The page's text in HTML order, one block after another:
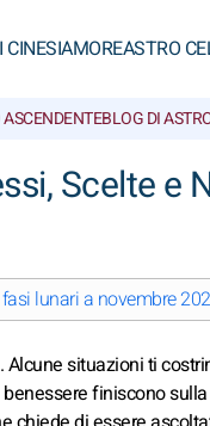
CINESIAMOREASTRO
BLOG DI
Scelte e
fasi lunari a novembre
Alcune situazioni ti
finiscono